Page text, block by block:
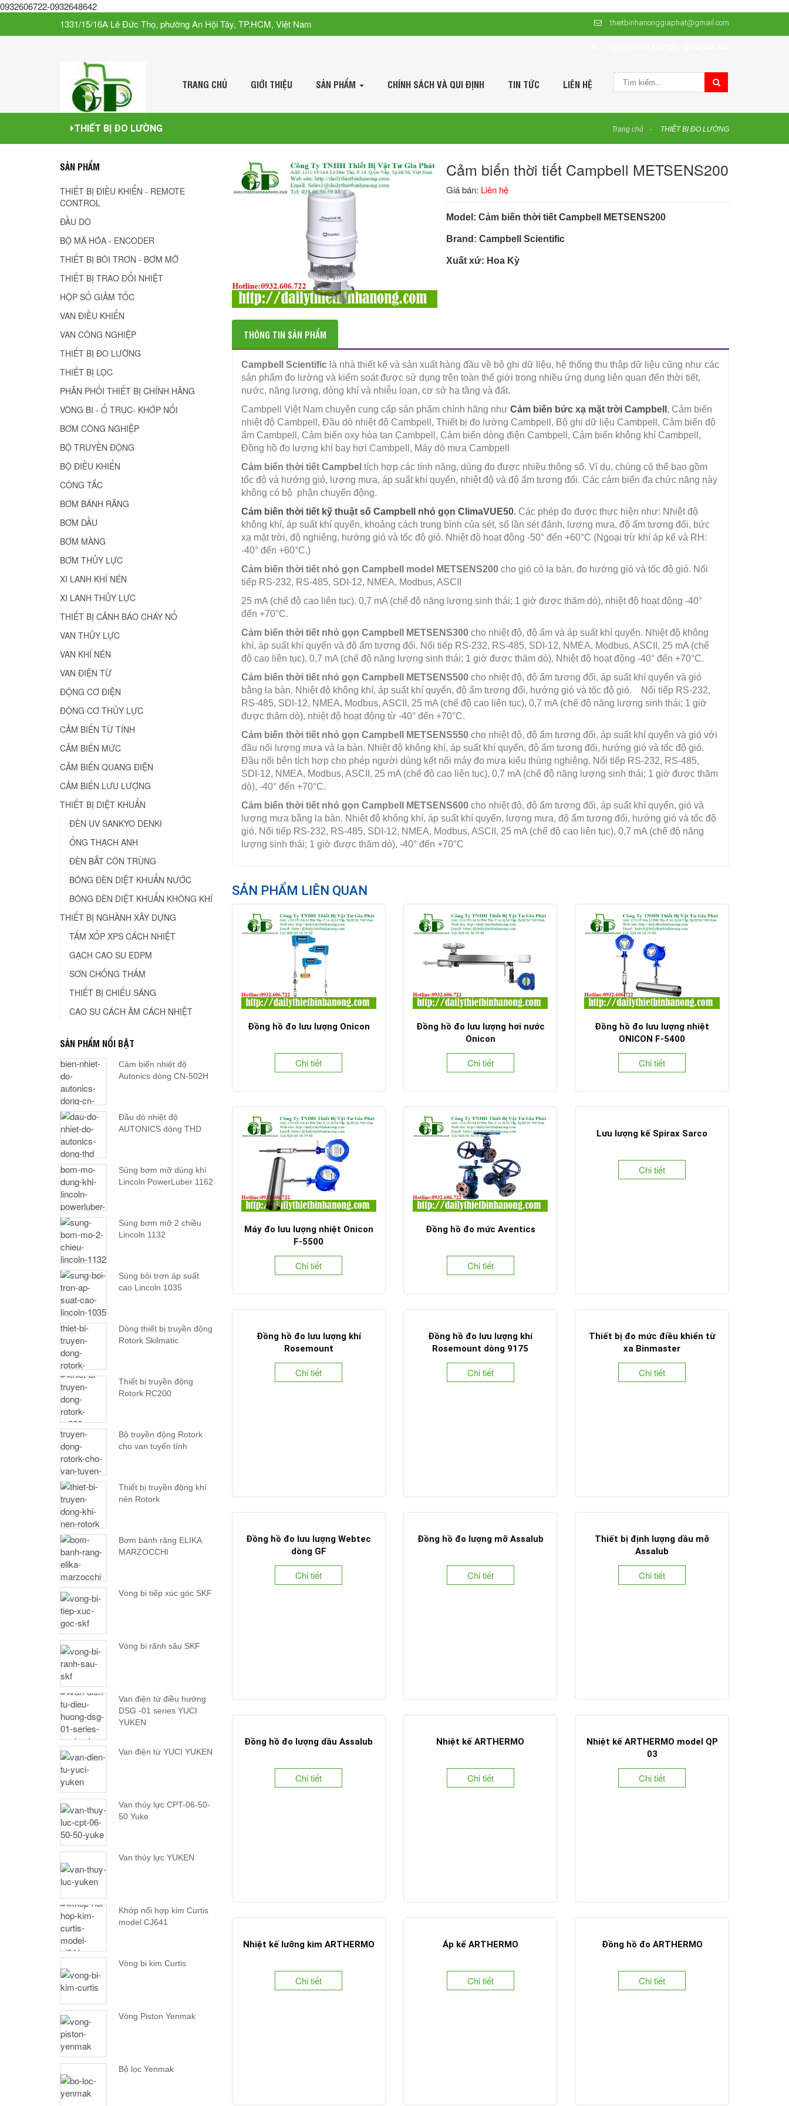
0932606722-0932648642
1331/15/16A Lê Đức Thọ, phường An Hội Tây, TP.HCM, Việt Nam
thietbinhanonggiaphat@gmail.com
TRANG CHỦ GIỚI THIỆU SẢN PHẨM CHÍNH SÁCH VÀ QUI ĐỊNH TIN TỨC LIÊN HỆ
THIẾT BỊ ĐO LƯỜNG Trang chủ THIẾT BỊ ĐO LƯỜNG
Cảm biến thời tiết Campbell METSENS200
Giá bán: Liên hệ
Model: Cảm biến thời tiết Campbell METSENS200
Brand: Campbell Scientific
Xuất xứ: Hoa Kỳ
THÔNG TIN SẢN PHẨM
Campbell Scientificlà nhà thiết kế và sản xuất hàng đầu về bộ ghi dữ liệu, hệ thống thu thập dữ liệu cũng như các
sản phẩm đo lường và kiểm soát được sử dụng trên toàn thế giới trong nhiều ứng dụng liên quan đến thời tiết,
nước, năng lượng, dòng khí và nhiễu loạn, cơ sở hạ tầng và đất.
Cambpell Việt Nam chuyên cung cấp sản phẩm chính hãng như Cảm biến bức xạ mặt trời Campbell , Cảm biến
nhiệt độ Cambpell, Đầu dò nhiệt độ Cambpell, Thiết bị đo lường Cambpell, Bộ ghi dữ liệu Cambpell, Cảm biến độ
ẩm Cambpell, Cảm biến oxy hòa tan Cambpell, Cảm biến dòng điện Cambpell, Cảm biến không khí Cambpell,
Đồng hồ đo lượng khí bay hơi Cambpell, Máy dò mưa Cambpell
Cảm biến thời tiết Campbel tích hợp các tính năng, dùng đo được nhiều thông số. Ví dụ, chúng có thể bao gồm
tốc độ và hướng gió, lượng mưa, áp suất khí quyển, nhiệt độ và độ ẩm tương đối. Các cảm biến đa chức năng này
không có bộ phận chuyển động.
Cảm biến thời tiết kỹ thuật số Campbell nhỏ gọn ClimaVUE50. Các phép đo được thực hiện như: Nhiệt độ
không khí, áp suất khí quyển, khoảng cách trung bình của sét, số lần sét đánh, lượng mưa, độ ẩm tương đối, bức
xạ mặt trời, độ nghiêng, hướng gió và tốc độ gió. Nhiệt độ hoạt động -50° đến +60°C (Ngoại trừ khí áp kế và RH:
-40° đến +60°C.)
Cảm biến thời tiết nhỏ gọn Campbell model METSENS200cho gió có la bàn, đo hướng gió và tốc độ gió. Nối
tiếp RS-232, RS-485, SDI-12, NMEA, Modbus, ASCII
25 mA (chế độ cao liên tục). 0,7 mA (chế độ năng lượng sinh thái; 1 giờ được thăm dò), nhiệt độ hoạt động -40°
đến +70°C.
Cảm biến thời tiết nhỏ gọn Campbell METSENS300cho nhiệt độ, độ ẩm và áp suất khí quyển. Nhiệt độ không
khí, áp suất khí quyển và độ ẩm tương đối. Nối tiếp RS-232, RS-485, SDI-12, NMEA, Modbus, ASCII, 25 mA (chế
độ cao liên tục), 0,7 mA (chế độ năng lượng sinh thái; 1 giờ được thăm dò). Nhiệt độ hoạt động -40° đến +70°C.
Cảm biến thời tiết nhỏ gọn Campbell METSENS500cho nhiệt độ, độ ẩm tương đối, áp suất khí quyển và gió
bằng la bàn. Nhiệt độ không khí, áp suất khí quyển, độ ẩm tương đối, hướng gió và tốc độ gió. Nối tiếp RS-232,
RS-485, SDI-12, NMEA, Modbus, ASCII, 25 mA (chế độ cao liên tục), 0,7 mA (chế độ năng lượng sinh thái; 1 giờ
được thăm dò), nhiệt độ hoạt động từ -40° đến +70°C.
Cảm biến thời tiết nhỏ gọn Campbell METSENS550cho nhiệt độ, độ ẩm tương đối, áp suất khí quyển và gió với
đầu nối lượng mưa và la bàn. Nhiệt độ không khí, áp suất khí quyển, độ ẩm tương đối, hướng gió và tốc độ gió.
Đầu nối bên tích hợp cho phép người dùng kết nối máy đo mưa kiểu thùng nghiêng. Nối tiếp RS-232, RS-485,
SDI-12, NMEA, Modbus, ASCII, 25 mA (chế độ cao liên tục), 0,7 mA (chế độ năng lượng sinh thái; 1 giờ được thăm
dò), -40° đến +70°C.
Cảm biến thời tiết nhỏ gọn Campbell METSENS600cho nhiệt độ, độ ẩm tương đối, áp suất khí quyển, gió và
lượng mưa bằng la bàn. Nhiệt độ không khí, áp suất khí quyển, lượng mưa, độ ẩm tương đối, hướng gió và tốc độ
gió. Nối tiếp RS-232, RS-485, SDI-12, NMEA, Modbus, ASCII, 25 mA (chế độ cao liên tục), 0,7 mA (chế độ năng
lượng sinh thái; 1 giờ được thăm dò), -40° đến +70°C
SẢN PHẨM LIÊN QUAN
Đồng hồ đo lưu lượng Onicon
Chi tiết
Đồng hồ đo lưu lượng hơi nước
Onicon
Chi tiết
Đồng hồ đo lưu lượng nhiệt
ONICON F-5400
Chi tiết
Máy đo lưu lượng nhiệt Onicon
F-5500
Chi tiết
Đồng hồ đo mức Aventics
Chi tiết
Lưu lượng kế Spirax Sarco
Chi tiết
Đồng hồ đo lưu lượng khí
Rosemount
Chi tiết
Đồng hồ đo lưu lượng khí
Rosemount dòng 9175
Chi tiết
Thiết bị đo mức điều khiển từ
xa Binmaster
Chi tiết
Đồng hồ đo lưu lượng Webtec
dòng GF
Chi tiết
Đồng hồ đo lượng mỡ Assalub
Chi tiết
Thiết bị định lượng dầu mỡ
Assalub
Chi tiết
Đồng hồ đo lượng dầu Assalub
Chi tiết
Nhiệt kế ARTHERMO
Chi tiết
Nhiệt kế ARTHERMO model QP
03
Chi tiết
Nhiệt kế lưỡng kim ARTHERMO
Chi tiết
Áp kế ARTHERMO
Chi tiết
Đồng hồ đo ARTHERMO
Chi tiết
SẢN PHẨM
THIẾT BỊ ĐIỀU KHIỂN - REMOTE
CONTROL
ĐẦU DÒ
BỘ MÃ HÓA - ENCODER
THIẾT BỊ BÔI TRƠN - BƠM MỠ
THIẾT BỊ TRAO ĐỔI NHIỆT
HỘP SỐ GIẢM TỐC
VAN ĐIỀU KHIỂN
VAN CÔNG NGHIỆP
THIẾT BỊ ĐO LƯỜNG
THIẾT BỊ LỌC
PHÂN PHỐI THIẾT BỊ CHÍNH HÃNG
VÒNG BI - Ổ TRỤC- KHỚP NỐI
BƠM CÔNG NGHIỆP
BỘ TRUYỀN ĐỘNG
BỘ ĐIỀU KHIỂN
CÔNG TẮC
BƠM BÁNH RĂNG
BƠM DẦU
BƠM MÀNG
BƠM THỦY LỰC
XI LANH KHÍ NÉN
XI LANH THỦY LỰC
THIẾT BỊ CẢNH BÁO CHÁY NỔ
VAN THỦY LỰC
VAN KHÍ NÉN
VAN ĐIỆN TỪ
ĐỘNG CƠ ĐIỆN
ĐỘNG CƠ THỦY LỰC
CẢM BIẾN TỪ TÍNH
CẢM BIẾN MỨC
CẢM BIẾN QUANG ĐIỆN
CẢM BIẾN LƯU LƯỢNG
THIẾT BỊ DIỆT KHUẨN
ĐÈN UV SANKYO DENKI
ỐNG THẠCH ANH
ĐÈN BẮT CÔN TRÙNG
BÓNG ĐÈN DIỆT KHUẨN NƯỚC
BÓNG ĐÈN DIỆT KHUẨN KHÔNG KHÍ
THIẾT BỊ NGHÀNH XÂY DỰNG
TẤM XỐP XPS CÁCH NHIỆT
GẠCH CAO SU EDPM
SƠN CHỐNG THẤM
THIẾT BỊ CHIẾU SÁNG
CAO SU CÁCH ÂM CÁCH NHIỆT
SẢN PHẨM NỔI BẬT
Cảm biến nhiệt độ
Autonics dòng CN-502H
Đầu dò nhiệt độ
AUTONICS dòng THD
Súng bơm mỡ dùng khí
Lincoln PowerLuber 1162
Súng bơm mỡ 2 chiều
Lincoln 1132
Súng bôi trơn áp suất
cao Lincoln 1035
Dòng thiết bị truyền động
Rotork Skilmatic
Thiết bị truyền động
Rotork RC200
Bộ truyền động Rotork
cho van tuyến tính
Thiết bị truyền động khí
nén Rotork
Bơm bánh răng ELIKA
MARZOCCHI
Vòng bi tiếp xúc góc SKF
Vòng bi rãnh sâu SKF
Van điện từ điều hướng
DSG -01 series YUCI
YUKEN
Van điện từ YUCI YUKEN
Van thủy lực CPT-06-50-
50 Yuke
Van thủy lực YUKEN
Khớp nối hợp kim Curtis
model CJ641
Vòng bi kim Curtis
Vòng Piston Yenmak
Bộ lọc Yenmak